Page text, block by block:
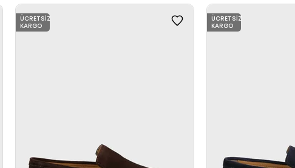
ÜCRETSIZ
KARGO
ÜCRETSIZ
KARGO